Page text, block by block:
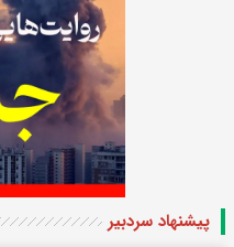
پیشنهاد سردبیر